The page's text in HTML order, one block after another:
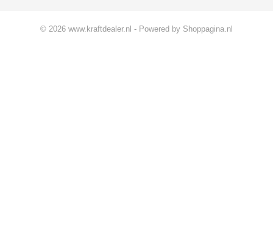
© 2026 www.kraftdealer.nl - Powered by Shoppagina.nl